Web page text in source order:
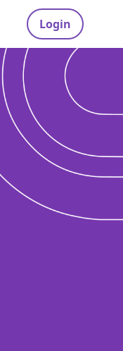
Login